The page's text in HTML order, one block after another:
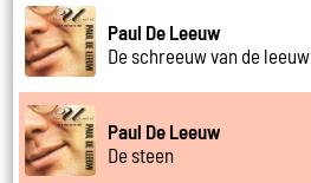
Paul De Leeuw
De schreeuw van de leeuw
Paul De Leeuw
De steen